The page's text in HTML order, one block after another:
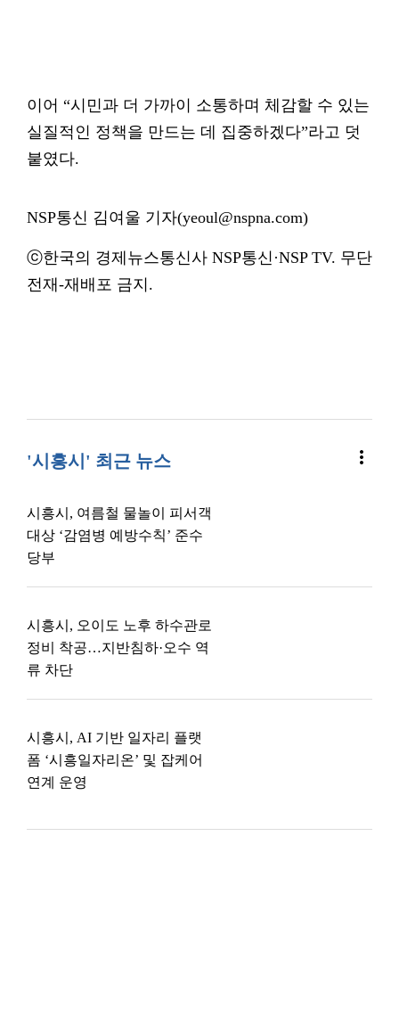
이어 “시민과 더 가까이 소통하며 체감할 수 있는
실질적인 정책을 만드는 데 집중하겠다”라고 덧
붙였다.
NSP통신 김여울 기자(yeoul@nspna.com)
ⓒ한국의 경제뉴스통신사 NSP통신·NSP TV. 무단
전재-재배포 금지.
'시흥시' 최근 뉴스 more_vert
시흥시, 여름철 물놀이 피서객
대상 ‘감염병 예방수칙’ 준수
당부
시흥시, 오이도 노후 하수관로
정비 착공…지반침하·오수 역
류 차단
시흥시, AI 기반 일자리 플랫
폼 ‘시흥일자리온’ 및 잡케어
연계 운영